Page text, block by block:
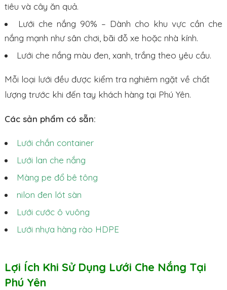
tiêu và cây ăn quả.
Lưới che nắng 90% – Dành cho khu vực cần che
nắng mạnh như sân chơi, bãi đỗ xe hoặc nhà kính.
Lưới che nắng màu đen, xanh, trắng theo yêu cầu.
Mỗi loại lưới đều được kiểm tra nghiêm ngặt về chất
lượng trước khi đến tay khách hàng tại Phú Yên.
Các sản phẩm có sẵn:
Lưới chắn container
Lưới lan che nắng
Màng pe đổ bê tông
nilon đen lót sàn
Lưới cước ô vuông
Lưới nhựa hàng rào HDPE
Lợi Ích Khi Sử Dụng Lưới Che Nắng Tại
Phú Yên